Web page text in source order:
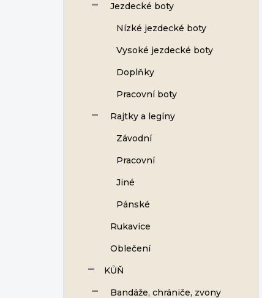
Jezdecké boty
Nízké jezdecké boty
Vysoké jezdecké boty
Doplňky
Pracovní boty
Rajtky a legíny
Závodní
Pracovní
Jiné
Pánské
Rukavice
Oblečení
KŮŇ
Bandáže, chrániče, zvony